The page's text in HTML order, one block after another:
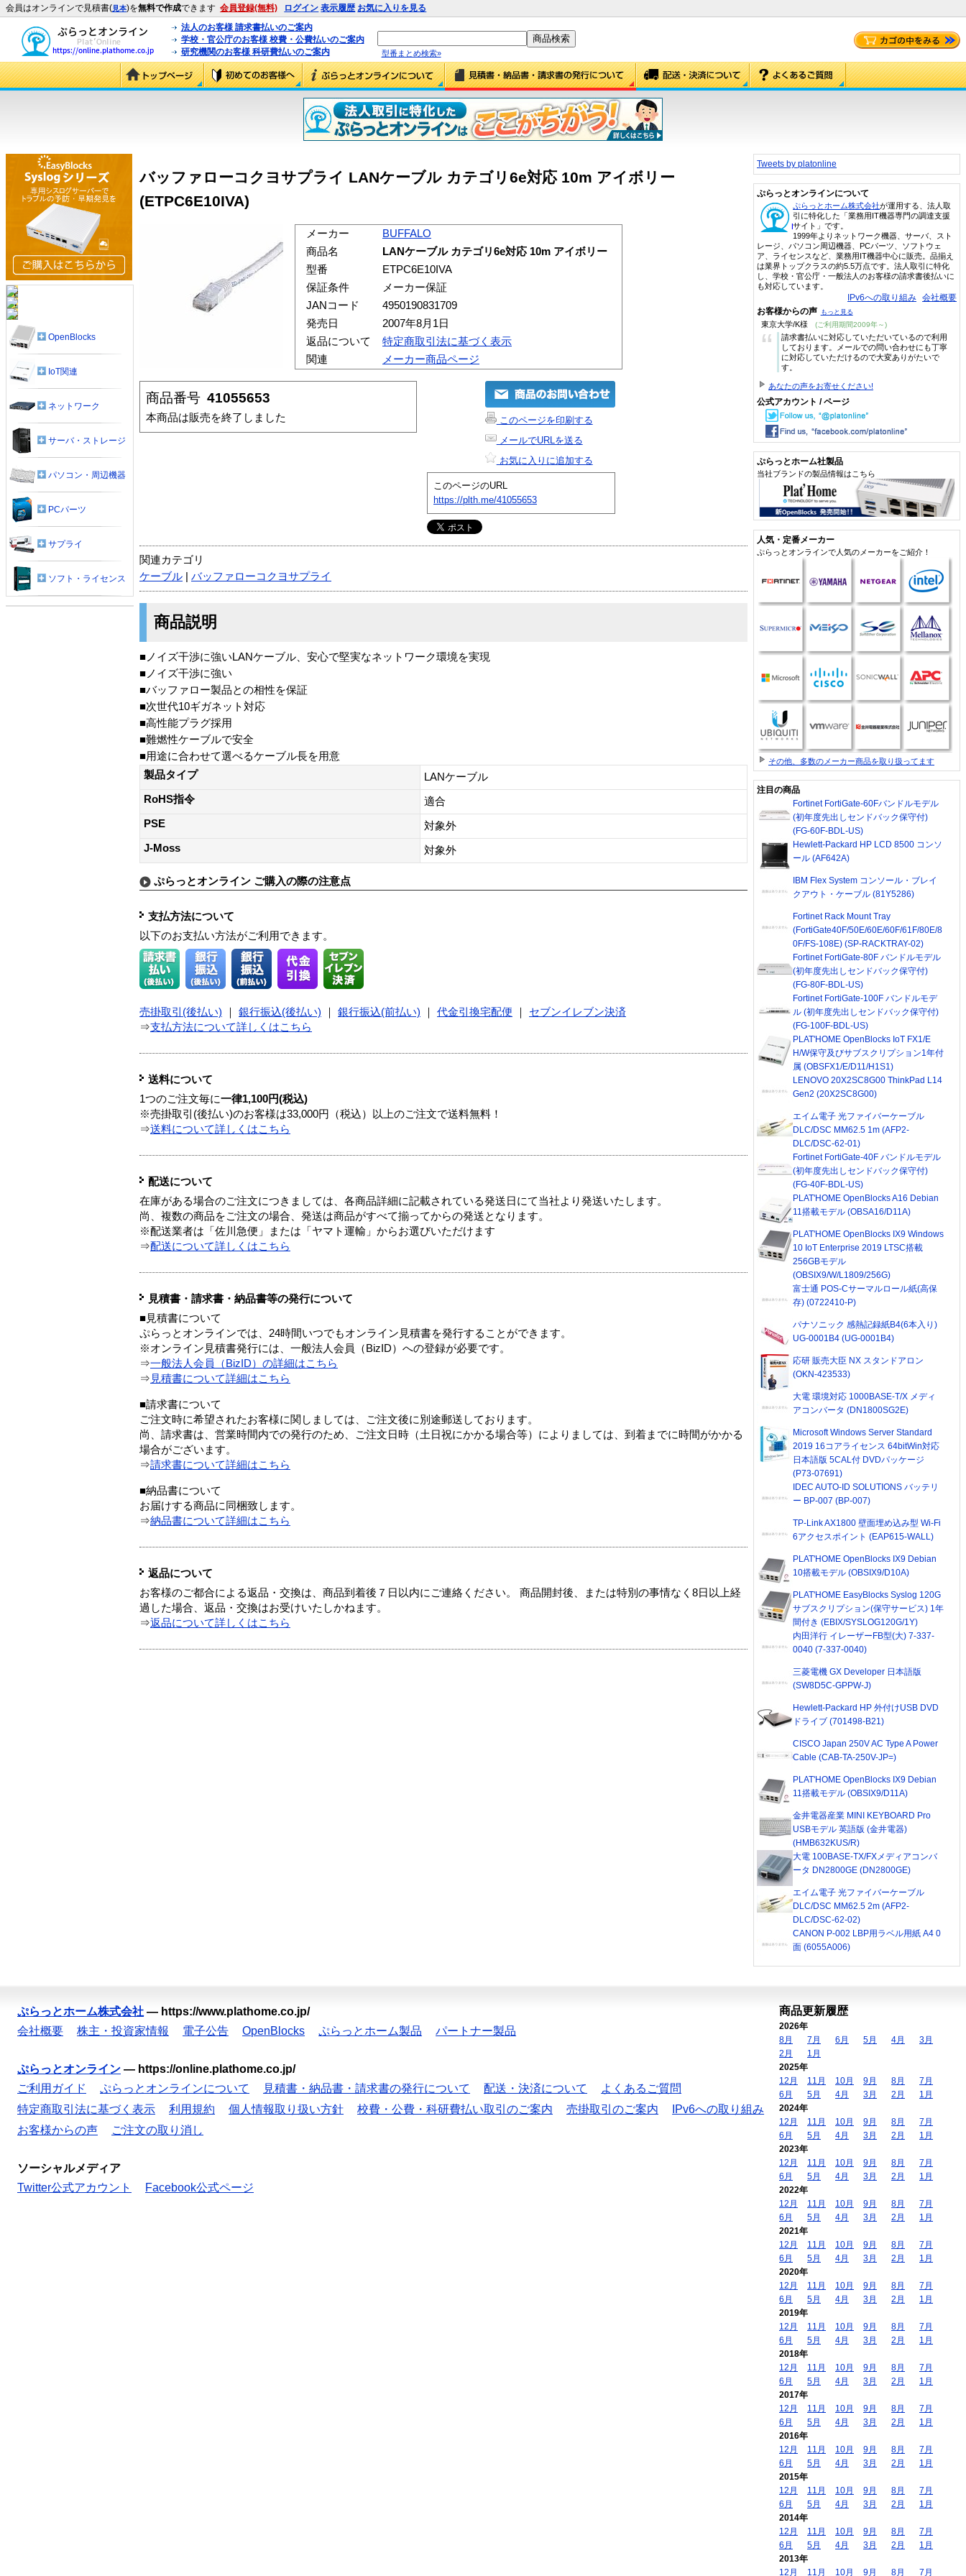
会員はオンラインで見積書(見本)を無料で作成できます 会員登録(無料) ログイン 表示履歴 お気に入りを見る
法人のお客様 請求書払いのご案内
学校・官公庁のお客様 校費・公費払いのご案内
研究機関のお客様 科研費払いのご案内
型番まとめ検索»
バッファローコクヨサプライ LANケーブル カテゴリ6e対応 10m アイボリー
(ETPC6E10IVA)
メーカー
BUFFALO
商品名
LANケーブル カテゴリ6e対応 10m アイボリー
型番
ETPC6E10IVA
保証条件
メーカー保証
JANコード
4950190831709
発売日
2007年8月1日
返品について
特定商取引法に基づく表示
関連
メーカー商品ページ
商品番号 41055653
本商品は販売を終了しました
このページを印刷する
メールでURLを送る
お気に入りに追加する
このページのURL
https://plth.me/41055653
関連カテゴリ
ケーブル
バッファローコクヨサプライ
商品説明
■ノイズ干渉に強いLANケーブル、安心で堅実なネットワーク環境を実現
■ノイズ干渉に強い
■バッファロー製品との相性を保証
■次世代10ギガネット対応
■高性能プラグ採用
■難燃性ケーブルで安全
■用途に合わせて選べるケーブル長を用意
製品タイプ
LANケーブル
RoHS指令
適合
PSE
対象外
J-Moss
対象外
ぷらっとオンライン ご購入の際の注意点
支払方法について
以下のお支払い方法がご利用できます。
売掛取引(後払い) 銀行振込(後払い) 銀行振込(前払い) 代金引換宅配便
セブンイレブン決済
⇒支払方法について詳しくはこちら
送料について
1つのご注文毎に一律1,100円(税込)
※売掛取引(後払い)のお客様は33,000円（税込）以上のご注文で送料無料！
⇒送料について詳しくはこちら
配送について
在庫がある場合のご注文につきましては、各商品詳細に記載されている発送日にて当社より発送いたします。
尚、複数の商品をご注文の場合、発送は商品がすべて揃ってからの発送となります。
※配送業者は「佐川急便」または「ヤマト運輸」からお選びいただけます
⇒配送について詳しくはこちら
見積書・請求書・納品書等の発行について
■見積書について
ぷらっとオンラインでは、24時間いつでもオンライン見積書を発行することができます。
※オンライン見積書発行には、一般法人会員（BizID）への登録が必要です。
⇒一般法人会員（BizID）の詳細はこちら
⇒ 見積書について詳細はこちら
■請求書について
ご注文時に希望されたお客様に関しましては、ご注文後に別途郵送しております。
尚、請求書は、営業時間内での発行のため、ご注文日時（土日祝にかかる場合等）によりましては、到着までに時間がかかる
場合がございます。
⇒請求書について詳細はこちら
■納品書について
お届けする商品に同梱致します。
⇒納品書について詳細はこちら
返品について
お客様のご都合による返品・交換は、商品到着後７日以内にご連絡ください。 商品開封後、または特別の事情なく8日以上経
過した場合、返品・交換はお受けいたしかねます。
⇒返品について詳しくはこちら
OpenBlocks
IoT関連
ネットワーク
サーバ・ストレージ
パソコン・周辺機器
PCパーツ
サプライ
ソフト・ライセンス
Tweets by platonline
ぷらっとオンラインについて
ぷらっとホーム株式会社が運用する、法人取
引に特化した「業務用IT機器専門の調達支援
サイト」です。
1999年よりネットワーク機器、サーバ、スト
レージ、パソコン周辺機器、PCパーツ、ソフトウェ
ア、ライセンスなど、業務用IT機器中心に販売。品揃え
は業界トップクラスの約5.5万点です。法人取引に特化
し、学校・官公庁・一般法人のお客様の請求書後払いに
も対応しています。
IPv6への取り組み 会社概要
お客様からの声 もっと見る
東京大学/K様 (ご利用期間2009年～)
“
請求書払いに対応していただいているので利用
しております。メールでの問い合わせにも丁寧
に対応していただけるので大変ありがたいで
す。
あなたの声をお寄せください!
公式アカウント / ページ
ぷらっとホーム社製品
当社ブランドの製品情報はこちら
人気・定番メーカー
ぷらっとオンラインで人気のメーカーをご紹介！
その他、多数のメーカー商品を取り扱ってます
注目の商品
Fortinet FortiGate-60Fバンドルモデル
(初年度先出しセンドバック保守付)
(FG-60F-BDL-US)
Hewlett-Packard HP LCD 8500 コンソ
ール (AF642A)
IBM Flex System コンソール・ブレイ
クアウト・ケーブル (81Y5286)
Fortinet Rack Mount Tray
(FortiGate40F/50E/60E/60F/61F/80E/8
0F/FS-108E) (SP-RACKTRAY-02)
Fortinet FortiGate-80F バンドルモデル
(初年度先出しセンドバック保守付)
(FG-80F-BDL-US)
Fortinet FortiGate-100F バンドルモデ
ル (初年度先出しセンドバック保守付)
(FG-100F-BDL-US)
PLAT'HOME OpenBlocks IoT FX1/E
H/W保守及びサブスクリプション1年付
属 (OBSFX1/E/D11/H1S1)
LENOVO 20X2SC8G00 ThinkPad L14
Gen2 (20X2SC8G00)
エイム電子 光ファイバーケーブル
DLC/DSC MM62.5 1m (AFP2-
DLC/DSC-62-01)
Fortinet FortiGate-40F バンドルモデル
(初年度先出しセンドバック保守付)
(FG-40F-BDL-US)
PLAT'HOME OpenBlocks A16 Debian
11搭載モデル (OBSA16/D11A)
PLAT'HOME OpenBlocks IX9 Windows
10 IoT Enterprise 2019 LTSC搭載
256GBモデル
(OBSIX9/W/L1809/256G)
富士通 POS-Cサーマルロール紙(高保
存) (0722410-P)
パナソニック 感熱記録紙B4(6本入り)
UG-0001B4 (UG-0001B4)
応研 販売大臣 NX スタンドアロン
(OKN-423533)
大電 環境対応 1000BASE-T/X メディ
アコンバータ (DN1800SG2E)
Microsoft Windows Server Standard
2019 16コアライセンス 64bitWin対応
日本語版 5CAL付 DVDパッケージ
(P73-07691)
IDEC AUTO-ID SOLUTIONS バッテリ
ー BP-007 (BP-007)
TP-Link AX1800 壁面埋め込み型 Wi-Fi
6アクセスポイント (EAP615-WALL)
PLAT'HOME OpenBlocks IX9 Debian
10搭載モデル (OBSIX9/D10A)
PLAT'HOME EasyBlocks Syslog 120G
サブスクリプション(保守サービス) 1年
間付き (EBIX/SYSLOG120G/1Y)
内田洋行 イレーザーFB型(大) 7-337-
0040 (7-337-0040)
三菱電機 GX Developer 日本語版
(SW8D5C-GPPW-J)
Hewlett-Packard HP 外付けUSB DVD
ドライブ (701498-B21)
CISCO Japan 250V AC Type A Power
Cable (CAB-TA-250V-JP=)
PLAT'HOME OpenBlocks IX9 Debian
11搭載モデル (OBSIX9/D11A)
金井電器産業 MINI KEYBOARD Pro
USBモデル 英語版 (金井電器)
(HMB632KUS/R)
大電 100BASE-TX/FXメディアコンバ
ータ DN2800GE (DN2800GE)
エイム電子 光ファイバーケーブル
DLC/DSC MM62.5 2m (AFP2-
DLC/DSC-62-02)
CANON P-002 LBP用ラベル用紙 A4 0
面 (6055A006)
ぷらっとホーム株式会社 — https://www.plathome.co.jp/
会社概要
株主・投資家情報 電子公告 OpenBlocks ぷらっとホーム製品 パートナー製品
ぷらっとオンライン — https://online.plathome.co.jp/
ご利用ガイド
ぷらっとオンラインについて 見積書・納品書・請求書の発行について 配送・決済について
よくあるご質問
特定商取引法に基づく表示
利用規約 個人情報取り扱い方針 校費・公費・科研費払い取引のご案内 売掛取引のご案内
IPv6への取り組み
お客様からの声
ご注文の取り消し
ソーシャルメディア
Twitter公式アカウント
Facebook公式ページ
商品更新履歴
2026年
8月
7月 6月 5月 4月
3月
2月
1月
2025年
12月
11月 10月 9月 8月
7月
6月
5月 4月 3月 2月
1月
2024年
12月
11月 10月 9月 8月
7月
6月
5月 4月 3月 2月
1月
2023年
12月
11月 10月 9月 8月
7月
6月
5月 4月 3月 2月
1月
2022年
12月
11月 10月 9月 8月
7月
6月
5月 4月 3月 2月
1月
2021年
12月
11月 10月 9月 8月
7月
6月
5月 4月 3月 2月
1月
2020年
12月
11月 10月 9月 8月
7月
6月
5月 4月 3月 2月
1月
2019年
12月
11月 10月 9月 8月
7月
6月
5月 4月 3月 2月
1月
2018年
12月
11月 10月 9月 8月
7月
6月
5月 4月 3月 2月
1月
2017年
12月
11月 10月 9月 8月
7月
6月
5月 4月 3月 2月
1月
2016年
12月
11月 10月 9月 8月
7月
6月
5月 4月 3月 2月
1月
2015年
12月
11月 10月 9月 8月
7月
6月
5月 4月 3月 2月
1月
2014年
12月
11月 10月 9月 8月
7月
6月
5月 4月 3月 2月
1月
2013年
12月
11月 10月 9月 8月 7月